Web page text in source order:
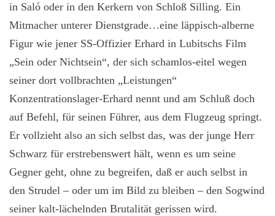
in Saló oder in den Kerkern von Schloß Silling. Ein
Mitmacher unterer Dienstgrade…eine läppisch-alberne
Figur wie jener SS-Offizier Erhard in Lubitschs Film
„Sein oder Nichtsein“, der sich schamlos-eitel wegen
seiner dort vollbrachten „Leistungen“
Konzentrationslager-Erhard nennt und am Schluß doch
auf Befehl, für seinen Führer, aus dem Flugzeug springt.
Er vollzieht also an sich selbst das, was der junge Herr
Schwarz für erstrebenswert hält, wenn es um seine
Gegner geht, ohne zu begreifen, daß er auch selbst in
den Strudel – oder um im Bild zu bleiben – den Sogwind
seiner kalt-lächelnden Brutalität gerissen wird.